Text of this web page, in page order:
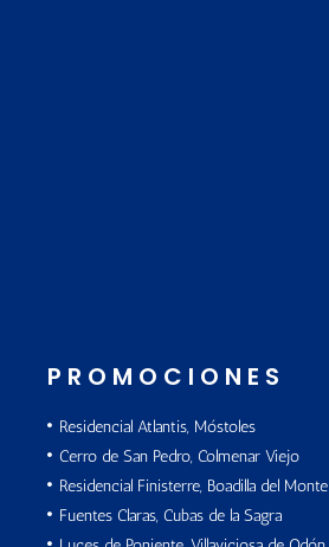
PROMOCIONES
Residencial Atlantis, Móstoles
Cerro de San Pedro, Colmenar Viejo
Residencial Finisterre, Boadilla del Monte
Fuentes Claras, Cubas de la Sagra